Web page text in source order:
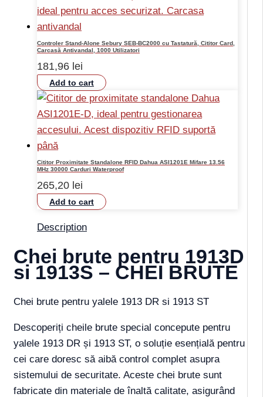
Controler Stand-Alone Sebury SEB-BC2000 cu Tastatură, Cititor Card,
Carcasă Antivandal, 1000 Utilizatori
181,96 lei
Add to cart
Cititor Proximitate Standalone RFID Dahua ASI1201E Mifare 13.56
MHz 30000 Carduri Waterproof
265,20 lei
Add to cart
Description
Chei brute pentru 1913D
si 1913S – CHEI BRUTE
Chei brute pentru yalele 1913 DR si 1913 ST
Descoperiți cheile brute special concepute pentru
yalele 1913 DR și 1913 ST, o soluție esențială pentru
cei care doresc să aibă control complet asupra
sistemului de securitate. Aceste chei brute sunt
fabricate din materiale de înaltă calitate, asigurând